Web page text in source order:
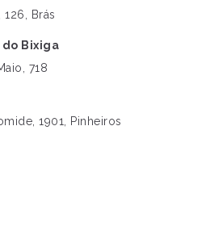
Brás
Bixiga
718
1901, Pinheiros